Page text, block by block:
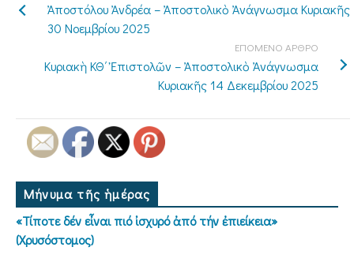
Ἀποστόλου Ἀνδρέα – Ἀποστολικὸ Ἀνάγνωσμα Κυριακῆς
30 Νοεμβρίου 2025
ΕΠΟΜΕΝΟ ΑΡΘΡΟ
Κυριακὴ ΚΘ΄ Ἐπιστολῶν – Ἀποστολικὸ Ἀνάγνωσμα
Κυριακῆς 14 Δεκεμβρίου 2025
Μήνυμα τῆς ἡμέρας
«Τίποτε δέν εἶναι πιό ἰσχυρό ἀπό τήν ἐπιείκεια»
(Χρυσόστομος)